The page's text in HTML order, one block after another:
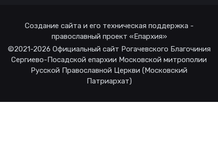
Создание сайта и его техническая поддержка -
православный проект «Епархия»
©2021-2026 Официальный сайт Рогачевского Благочиния
Сергиево-Посадской епархии Московской митрополии
Русской Православной Церкви (Московский
Патриархат)